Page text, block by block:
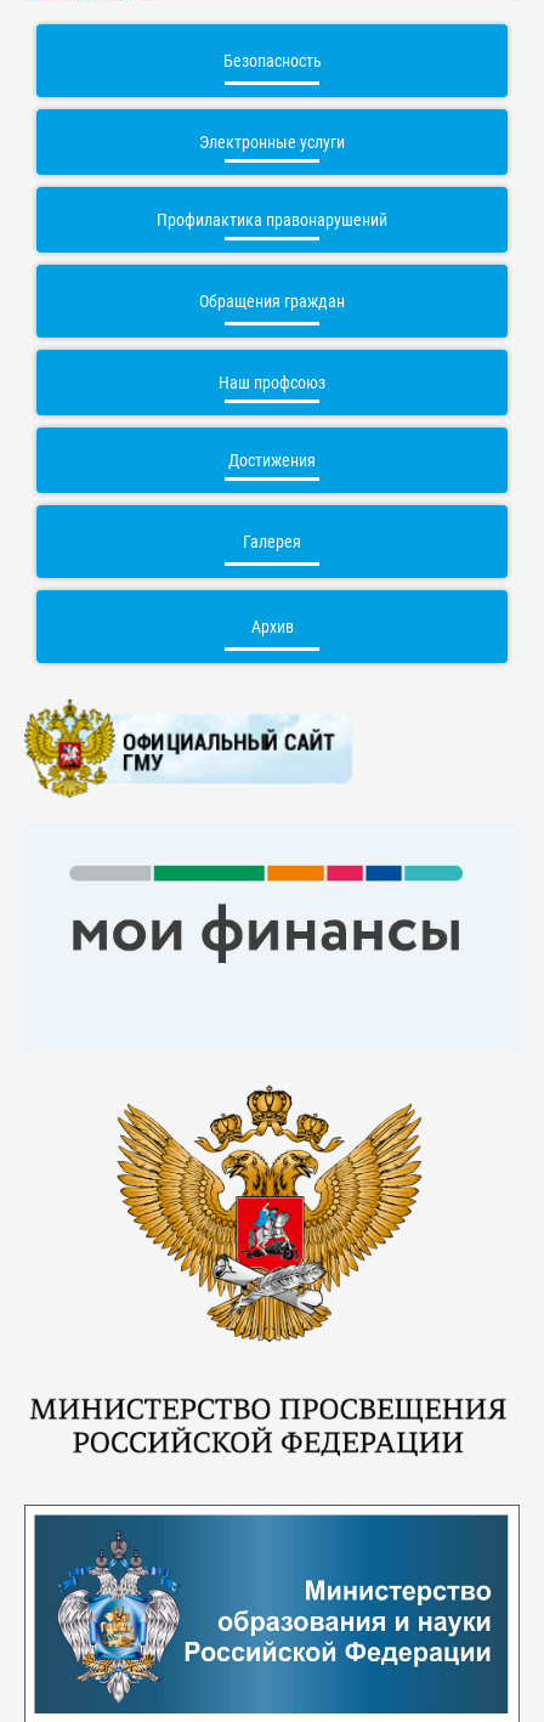
Безопасность
Электронные услуги
Профилактика правонарушений
Обращения граждан
Наш профсоюз
Достижения
Галерея
Архив